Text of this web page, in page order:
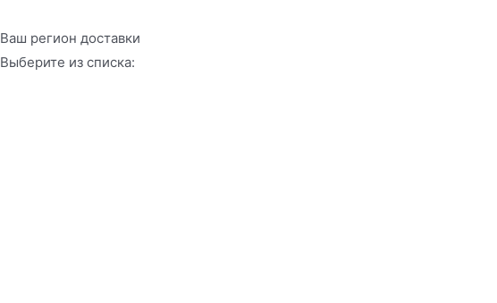
Ваш регион доставки
Выберите из списка: